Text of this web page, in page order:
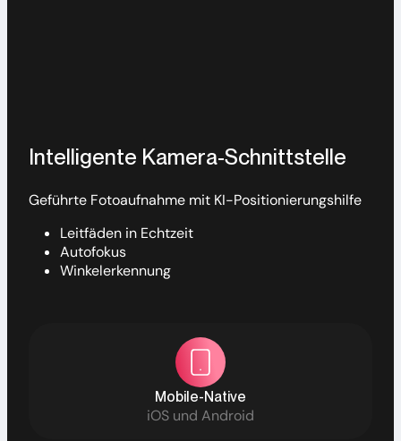
Intelligente Kamera-Schnittstelle
Geführte Fotoaufnahme mit KI-Positionierungshilfe
Leitfäden in Echtzeit
Autofokus
Winkelerkennung
Mobile-Native
iOS und Android